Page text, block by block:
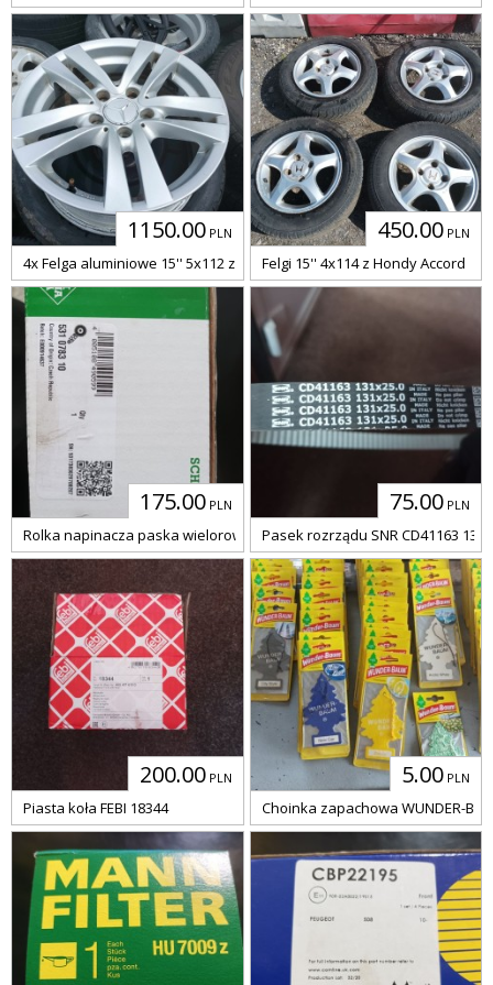
1150.00 PLN
4x Felga aluminiowe 15'' 5x112 z Mercedesa
450.00 PLN
Felgi 15'' 4x114 z Hondy Accord
175.00 PLN
Rolka napinacza paska wielorowkowego INA 531 0783 10
75.00 PLN
Pasek rozrządu SNR CD41163
200.00 PLN
Piasta koła FEBI 18344
5.00 PLN
Choinka zapachowa WUNDER-